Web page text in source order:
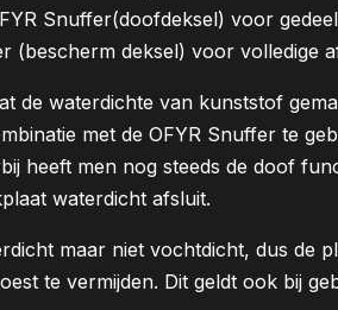
Snuffer(doofdeksel) voor
(bescherm deksel) voor volledige
de waterdichte van kunststof
met de OFYR Snuffer te
heeft men nog steeds de doof
waterdicht afsluit.
maar niet vochtdicht, dus de
te vermijden. Dit geldt ook bij